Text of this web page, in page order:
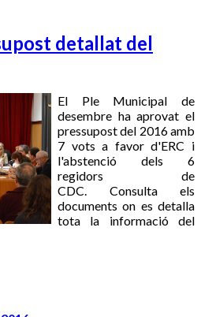
detallat del
El Ple Municipal de
desembre ha aprovat el
pressupost del 2016 amb
7 vots a favor d'ERC i
l'abstenció dels 6
regidors de
CDC. Consulta els
documents on es detalla
tota la informació del